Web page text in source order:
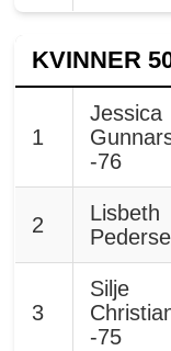
KVINNER
1
Jessica
-76
2
Lisbeth
3
Silje
-75